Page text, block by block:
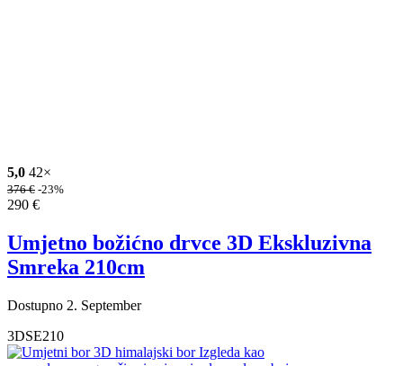
5,0 42×
376€ -23%
290 €
Umjetno božićno drvce 3D Ekskluzivna
Smreka 210cm
Dostupno 2. September
3DSE210